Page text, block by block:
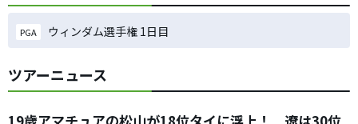
PGA ウィンダム選手権 1日目
ツアーニュース